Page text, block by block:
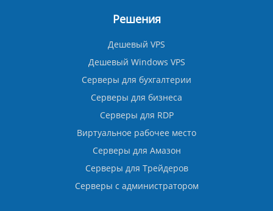
Решения
Дешевый VPS
Дешевый Windows VPS
Серверы для бухгалтерии
Серверы для бизнеса
Серверы для RDP
Виртуальное рабочее место
Серверы для Амазон
Серверы для Трейдеров
Серверы с администратором